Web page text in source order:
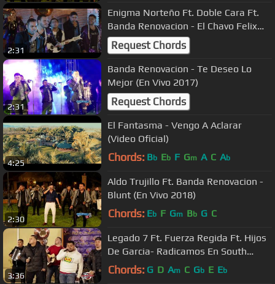
2:31
Enigma Norteño Ft. Doble Cara Ft.
Banda Renovacion - El Chavo Felix
(En Vivo)
Request Chords
2:31
Banda Renovacion - Te Deseo Lo
Mejor (En Vivo 2017)
Request Chords
4:25
El Fantasma - Vengo A Aclarar
(Video Oficial)
Chords: Bb Eb F Gm A C Ab
2:30
Aldo Trujillo Ft. Banda Renovacion -
Blunt (En Vivo 2018)
Chords: Eb F Gm Bb G C
3:36
Legado 7 Ft. Fuerza Regida Ft. Hijos
De Garcia- Radicamos En South
Central [Inedita En Vivo]
Chords: G D Am C Gb E Eb